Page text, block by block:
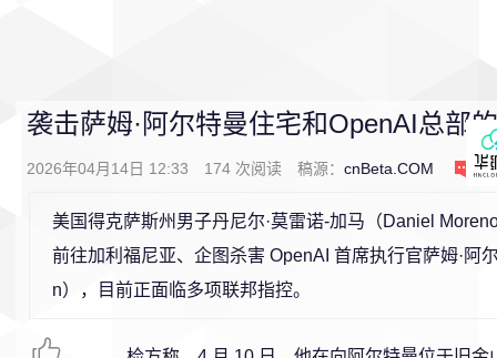
袭击萨姆·阿尔特曼住宅和OpenAI总部
2026年04月14日 12:33 174 次阅读 稿源： cnBeta.COM 0
美国得克萨斯州男子丹尼尔·莫雷诺-加马（Daniel
前往加利福尼亚、企图杀害 OpenAI 首席执行官萨姆·阿
n），目前正面临多项联邦指控。